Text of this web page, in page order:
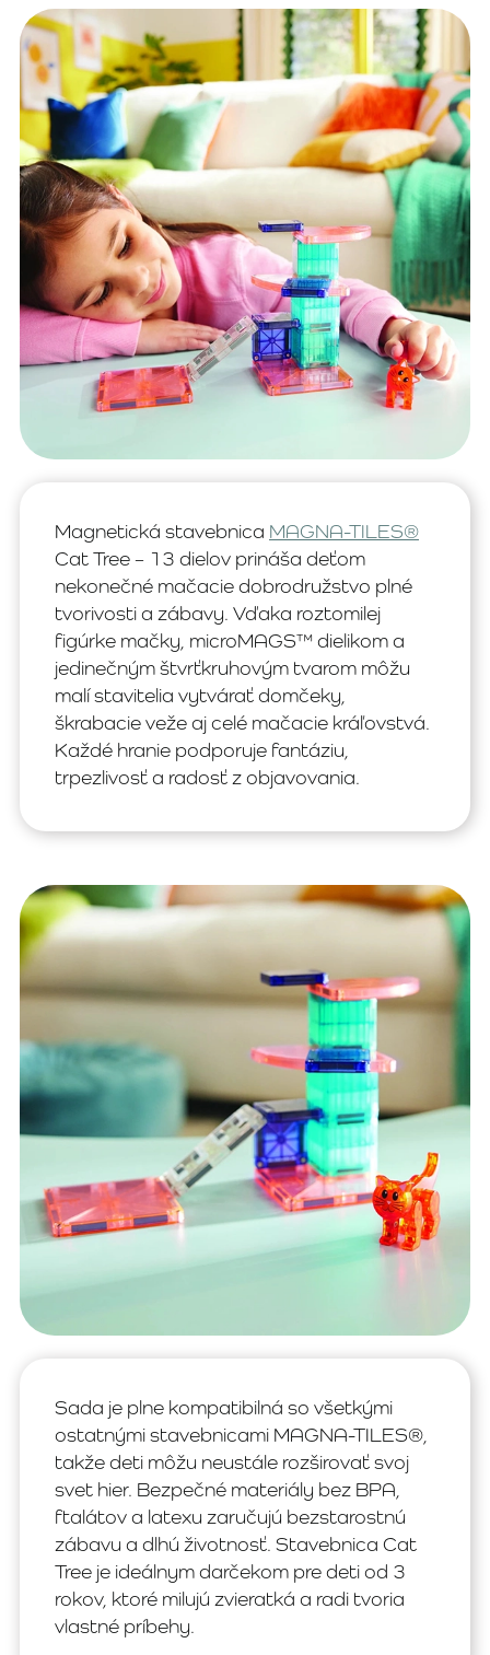
Magnetická stavebnica MAGNA-TILES®
Cat Tree – 13 dielov prináša deťom
nekonečné mačacie dobrodružstvo plné
tvorivosti a zábavy. Vďaka roztomilej
figúrke mačky, microMAGS™ dielikom a
jedinečným štvrťkruhovým tvarom môžu
malí stavitelia vytvárať domčeky,
škrabacie veže aj celé mačacie kráľovstvá.
Každé hranie podporuje fantáziu,
trpezlivosť a radosť z objavovania.
Sada je plne kompatibilná so všetkými
ostatnými stavebnicami MAGNA-TILES®,
takže deti môžu neustále rozširovať svoj
svet hier. Bezpečné materiály bez BPA,
ftalátov a latexu zaručujú bezstarostnú
zábavu a dlhú životnosť. Stavebnica Cat
Tree je ideálnym darčekom pre deti od 3
rokov, ktoré milujú zvieratká a radi tvoria
vlastné príbehy.